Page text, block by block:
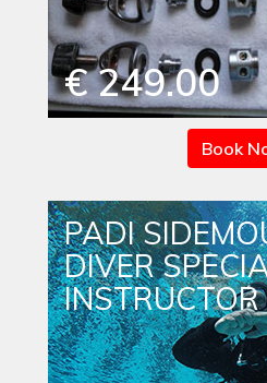
€ 249.00
Book
PADI
DIVER
INSTRUCTOR